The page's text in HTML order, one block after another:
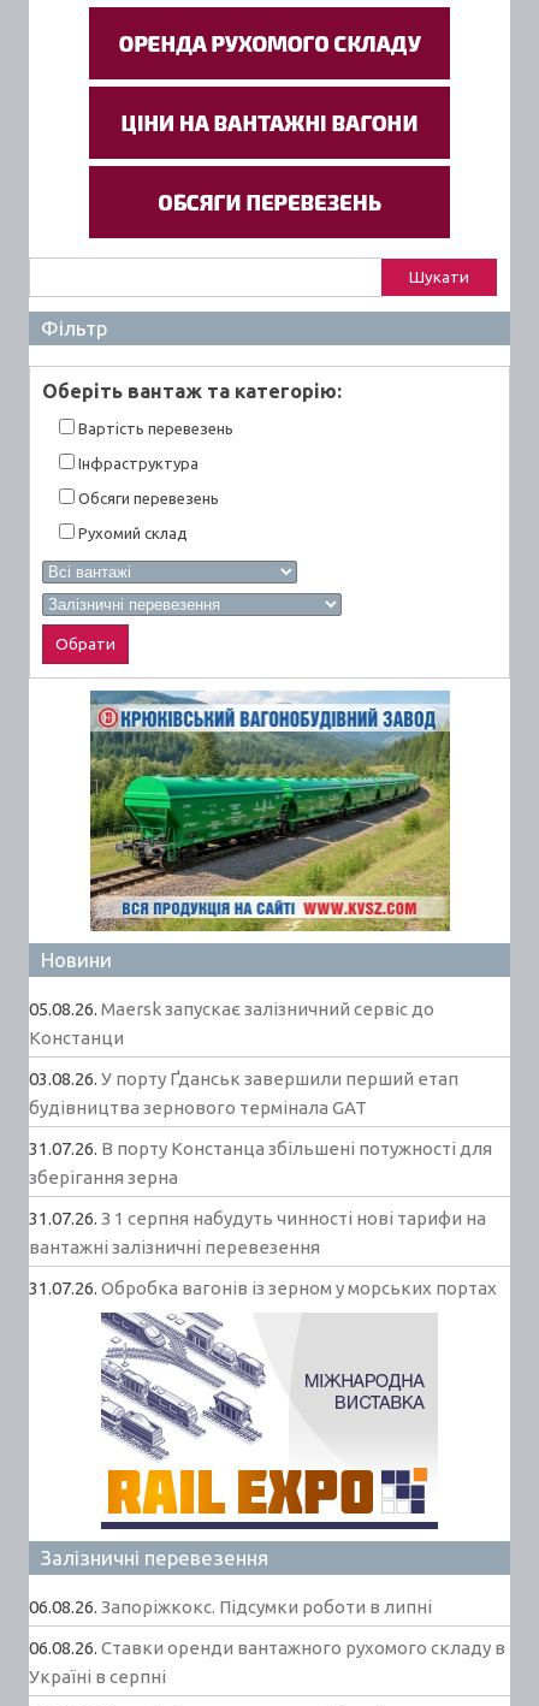
Фільтр
Оберiть вантаж та категорiю:
Вартiсть перевезень
Інфраструктура
Обсяги перевезень
Рухомий склад
Новини
05.08.26. Maersk запускає залізничний сервіс до
Констанци
03.08.26. У порту Ґданськ завершили перший етап
будівництва зернового термінала GAT
31.07.26. В порту Констанца збільшені потужності для
зберігання зерна
31.07.26. З 1 серпня набудуть чинності нові тарифи на
вантажні залізничні перевезення
31.07.26. Обробка вагонів із зерном у морських портах
Залізничні перевезення
06.08.26. Запоріжкокс. Підсумки роботи в липні
06.08.26. Ставки оренди вантажного рухомого складу в
Україні в серпні